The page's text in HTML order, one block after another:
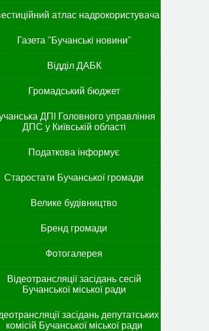
атлас надрокористувача
Газета "Бучанські новини"
Відділ ДАБК
Громадський бюджет
ДПІ Головного управління
ДПС у Київській області
Податкова інформує
Старостати Бучанської громади
Велике будівництво
Бренд громади
Фотогалерея
Відеотрансляції засідань сесій
Бучанської міської ради
засідань депутатських
комісій Бучанської міської ради